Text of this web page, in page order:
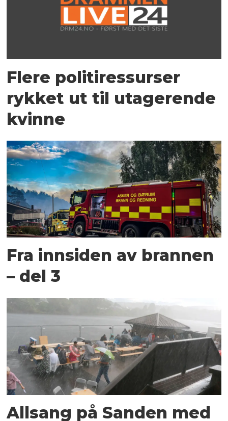
Flere politiressurser
rykket ut til utagerende
kvinne
Fra innsiden av brannen
– del 3
Allsang på Sanden med